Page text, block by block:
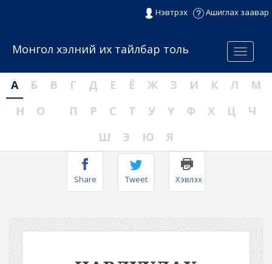
Нэвтрэх Ашиглах заавар
Menu
Монгол хэлний их тайлбар толь
А Б В Г Д Е Ё Ж З И К Л
М
Н
О П Р С Т У Ү Ф Х Ц
Ч
Ш
Э Ю Я
Share Tweet Хэвлэх